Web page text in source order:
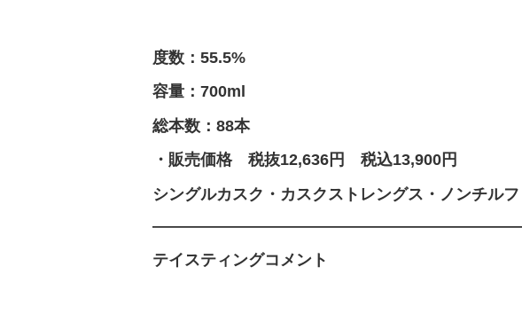
度数：55.5%
容量：700ml
総本数：88本
・販売価格 税抜12,636円 税込13,900円
シングルカスク・カスクストレングス・ノンチル
テイスティングコメント